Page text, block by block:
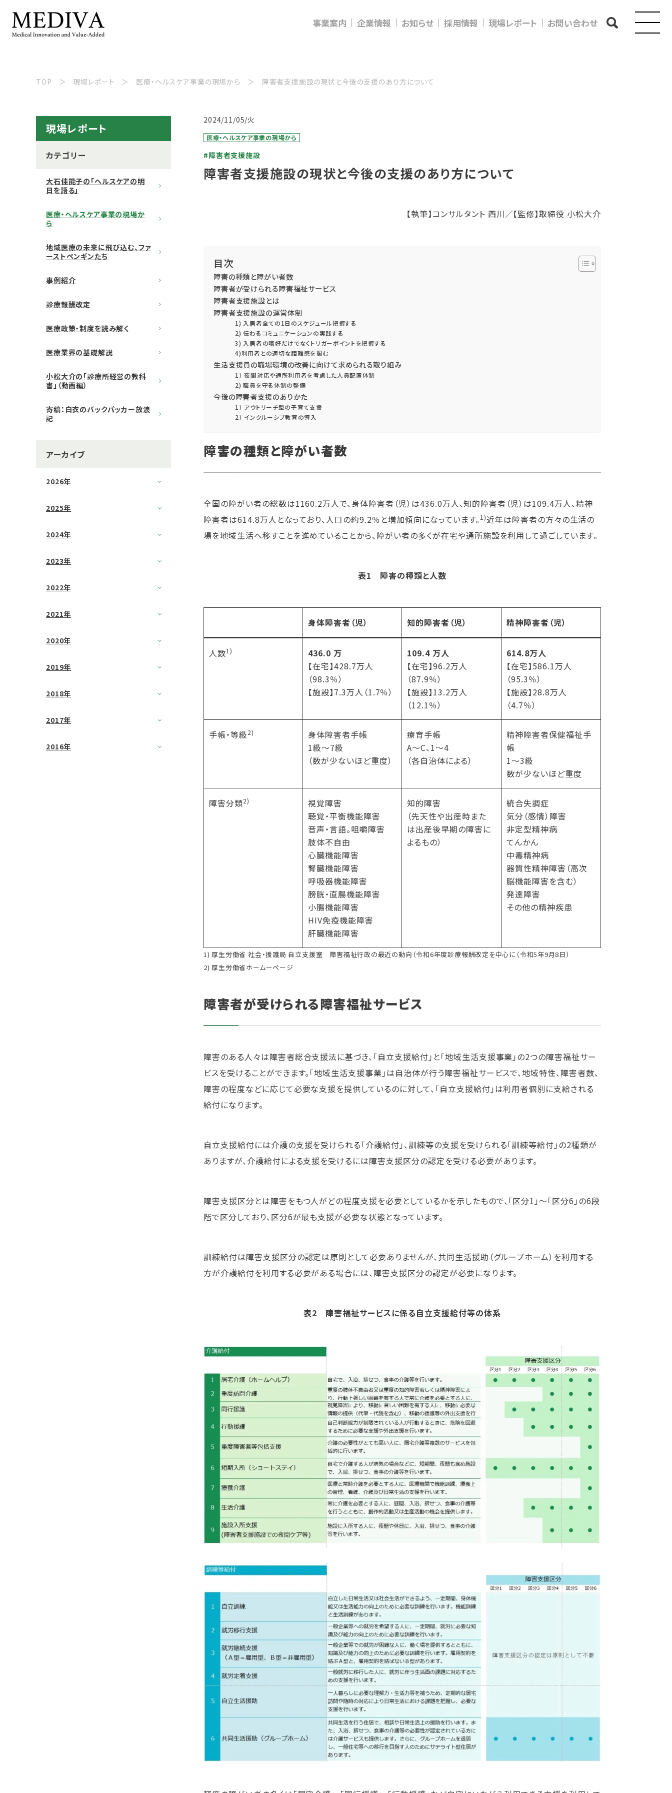
事業案内 企業情報 お知らせ 採用情報 現場レポート お問い合わせ
TOP 現場レポート 医療・ヘルスケア事業の現場から 障害者支援施設の現状と今後の支援のあり方について
現場レポート
カテゴリー
大石佳能子の「ヘルスケアの明
日を語る」
医療・ヘルスケア事業の現場か
ら
地域医療の未来に飛び込む、ファ
ーストペンギンたち
事例紹介
診療報酬改定
医療政策・制度を読み解く
医療業界の基礎解説
小松大介の「診療所経営の教科
書」（動画編）
寄稿：白衣のバックパッカー放浪
記
アーカイブ
2026年
2025年
2024年
2023年
2022年
2021年
2020年
2019年
2018年
2017年
2016年
2024/11/05/火
医療・ヘルスケア事業の現場から
#障害者支援施設
障害者支援施設の現状と今後の支援のあり方について
【執筆】コンサルタント 西川／【監修】取締役 小松大介
目次
障害の種類と障がい者数
障害者が受けられる障害福祉サービス
障害者支援施設とは
障害者支援施設の運営体制
1) 入居者全ての1日のスケジュール把握する
2) 伝わるコミュニケーションの実践する
3) 入居者の嗜好だけでなくトリガーポイントを把握する
4)利用者との適切な距離感を掴む
生活支援員の職場環境の改善に向けて求められる取り組み
1） 夜間対応や通所利用者を考慮した人員配置体制
2) 職員を守る体制の整備
今後の障害者支援のありかた
1） アウトリーチ型の子育て支援
2） インクルーシブ教育の導入
障害の種類と障がい者数
全国の障がい者の総数は1160.2万人で、身体障害者（児）は436.0万人、知的障害者（児）は109.4万人、精神
障害者は614.8万人となっており、人口の約9.2％と増加傾向になっています。 1)近年は障害者の方々の生活の
場を地域生活へ移すことを進めていることから、障がい者の多くが在宅や通所施設を利用して過ごしています。
表1 障害の種類と人数
身体障害者（児） 知的障害者（児） 精神障害者（児）
人数1)
436.0 万
【在宅】428.7万人
（98.3％）
【施設】7.3万人（1.7％）
109.4 万人
【在宅】96.2万人
（87.9％）
【施設】13.2万人
（12.1％）
614.8万人
【在宅】586.1万人
（95.3％）
【施設】28.8万人
（4.7％）
手帳・等級2)
身体障害者手帳
1級〜7級
（数が少ないほど重度）
療育手帳
A〜C、1〜4
（各自治体による）
精神障害者保健福祉手
帳
1〜3級
数が少ないほど重度
障害分類2)
視覚障害
聴覚・平衡機能障害
音声・言語。咀嚼障害
肢体不自由
心臓機能障害
腎臓機能障害
呼吸器機能障害
膀胱・直腸機能障害
小腸機能障害
HIV免疫機能障害
肝臓機能障害
知的障害
（先天性や出産時また
は出産後早期の障害に
よるもの）
統合失調症
気分（感情）障害
非定型精神病
てんかん
中毒精神病
器質性精神障害（高次
脳機能障害を含む）
発達障害
その他の精神疾患
1) 厚生労働省 社会・援護局 自立支援室 障害福祉行政の最近の動向（令和6年度診療報酬改定を中心に（令和5年9月8日）
2) 厚生労働省ホームーページ
障害者が受けられる障害福祉サービス
障害のある人々は障害者総合支援法に基づき、「自立支援給付」と「地域生活支援事業」の2つの障害福祉サー
ビスを受けることができます。「地域生活支援事業」は自治体が行う障害福祉サービスで、地域特性、障害者数、
障害の程度などに応じて必要な支援を提供しているのに対して、「自立支援給付」は利用者個別に支給される
給付になります。
自立支援給付には介護の支援を受けられる「介護給付」、訓練等の支援を受けられる「訓練等給付」の2種類が
ありますが、介護給付による支援を受けるには障害支援区分の認定を受ける必要があります。
障害支援区分とは障害をもつ人がどの程度支援を必要としているかを示したもので、「区分1」〜「区分6」の6段
階で区分しており、区分6が最も支援が必要な状態となっています。
訓練給付は障害支援区分の認定は原則として必要ありませんが、共同生活援助（グループホーム）を利用する
方が介護給付を利用する必要がある場合には、障害支援区分の認定が必要になります。
表2 障害福祉サービスに係る自立支援給付等の体系